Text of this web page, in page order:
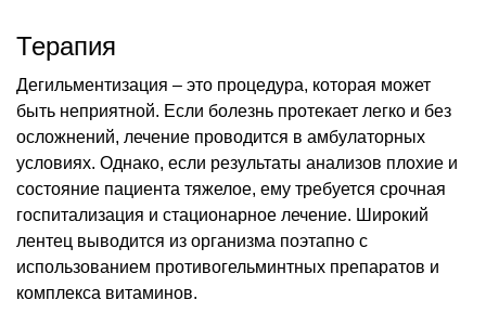
Терапия
Дегильментизация – это процедура, которая может
быть неприятной. Если болезнь протекает легко и без
осложнений, лечение проводится в амбулаторных
условиях. Однако, если результаты анализов плохие и
состояние пациента тяжелое, ему требуется срочная
госпитализация и стационарное лечение. Широкий
лентец выводится из организма поэтапно с
использованием противогельминтных препаратов и
комплекса витаминов.